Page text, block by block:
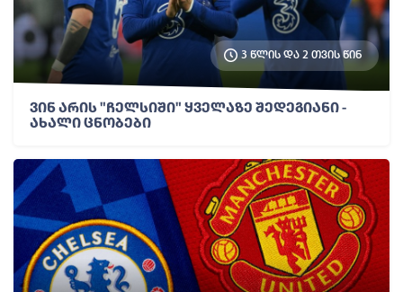
3 წლის და 2 თვის წინ
ვინ არის "ჩელსიში" ყველაზე შედეგიანი -
ახალი ცნობები